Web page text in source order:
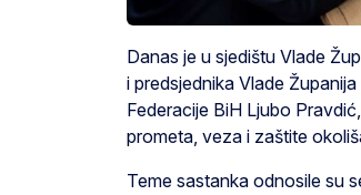
Danas je u sjedištu Vlade
i predsjednika Vlade
Federacije BiH Ljubo
prometa, veza i zaštite
Teme sastanka odnosile su